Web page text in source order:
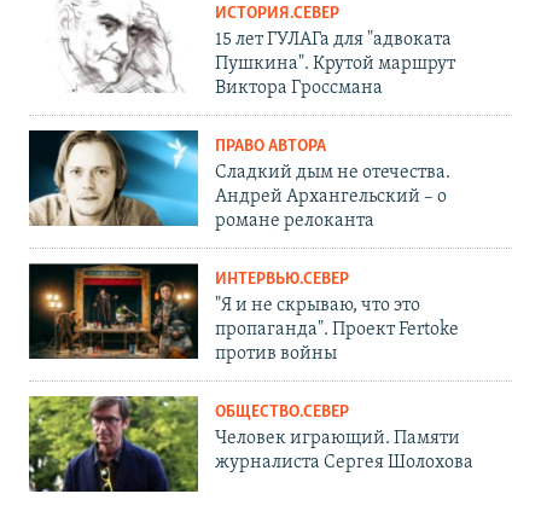
ИСТОРИЯ.СЕВЕР
15 лет ГУЛАГа для "адвоката
Пушкина". Крутой маршрут
Виктора Гроссмана
ПРАВО АВТОРА
Сладкий дым не отечества.
Андрей Архангельский – о
романе релоканта
ИНТЕРВЬЮ.СЕВЕР
"Я и не скрываю, что это
пропаганда". Проект Fertoke
против войны
ОБЩЕСТВО.СЕВЕР
Человек играющий. Памяти
журналиста Сергея Шолохова